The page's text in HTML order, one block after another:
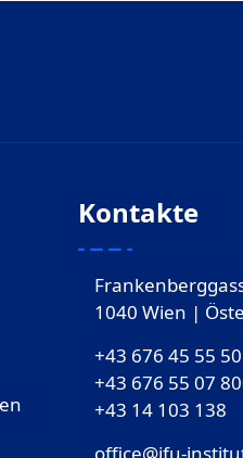
Kontakte
1040 Wien |
+43 676 45 55
+43 676 55 07
‎+43 14 103 138
office@ifu-